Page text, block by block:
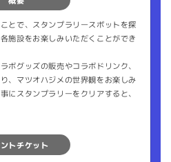
とで、スタンプラリースポットを探
施設をお楽しみいただくことができ
ボグッズの販売やコラボドリンク、
、マツオハジメの世界観をお楽しみ
にスタンプラリーをクリアすると、
トチケット